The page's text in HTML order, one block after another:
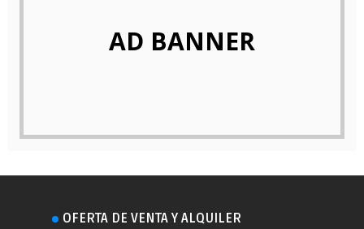
AD BANNER
OFERTA DE VENTA Y ALQUILER